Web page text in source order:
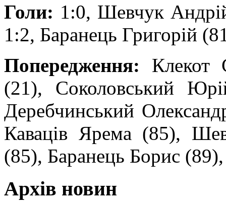
Голи: 1:0, Шевчук
1:2, Баранець Григорій
Попередження: Клекот
(21), Соколовський
Деребчинський
Каваців Ярема (85),
(85), Баранець Борис
Архів новин